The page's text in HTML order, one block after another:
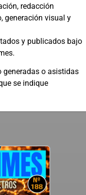
redacción
generación visual y
y publicados bajo
generadas o asistidas
se indique